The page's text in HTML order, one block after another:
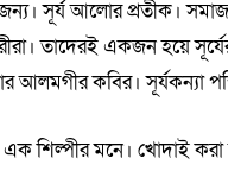
সূর্য আলোর প্রতীক।
তাদেরই একজন হয়ে
আলমগীর কবির। সূর্যকন্যা
এক শিল্পীর মনে। খোদাই করা